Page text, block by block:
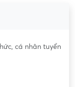
cá nhân tuyển